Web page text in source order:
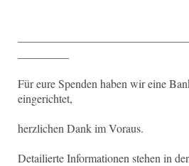
Für eure Spenden haben wir eine
eingerichtet,
herzlichen Dank im Voraus.
Detailierte Informationen stehen in